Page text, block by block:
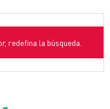
redefina la búsqueda.